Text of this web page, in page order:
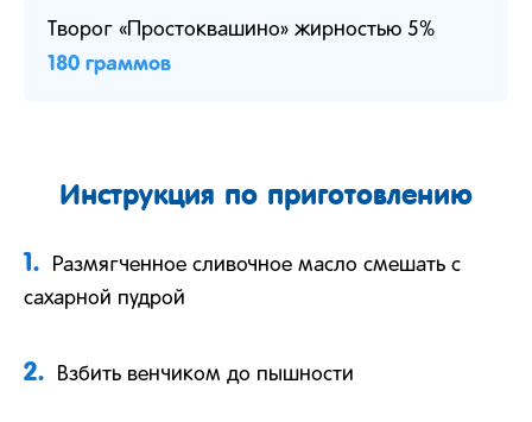
Творог «Простоквашино» жирностью 5%
180 граммов
Инструкция по приготовлению
1.
Размягченное сливочное масло смешать с
сахарной пудрой
2. Взбить венчиком до пышности